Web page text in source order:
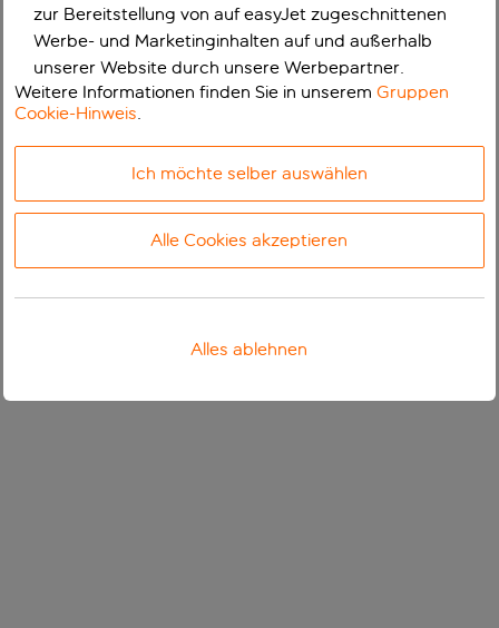
zur Bereitstellung von auf easyJet zugeschnittenen
Werbe- und Marketinginhalten auf und außerhalb
unserer Website durch unsere Werbepartner.
Weitere Informationen finden Sie in unseremGruppen
Cookie-Hinweis.
Ich möchte selber auswählen
Alle Cookies akzeptieren
Alles ablehnen